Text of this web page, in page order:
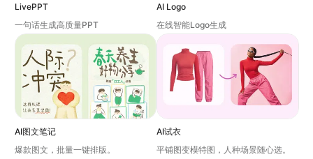
LivePPT
一句话生成高质量PPT
AI Logo
在线智能Logo生成
AI图文笔记
爆款图文，批量一键排版。
AI试衣
平铺图变模特图，人种场景随心选。